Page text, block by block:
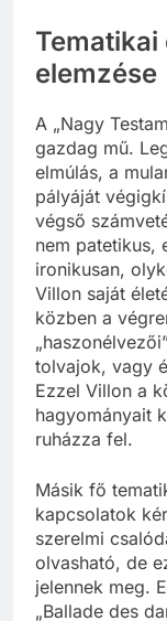
elemzése
A „Nagy
gazdag mű.
elmúlás, a
pályáját
végső
nem patetikus,
ironikusan,
Villon saját
közben a
tolvajok, vagy
Ezzel Villon a
hagyományait
ruházza fel.
Másik fő
kapcsolatok
szerelmi
olvasható, de
jelennek meg.
„Ballade des